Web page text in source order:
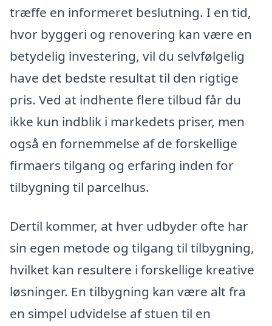
træffe en informeret beslutning. I en tid,
hvor byggeri og renovering kan være en
betydelig investering, vil du selvfølgelig
have det bedste resultat til den rigtige
pris. Ved at indhente flere tilbud får du
ikke kun indblik i markedets priser, men
også en fornemmelse af de forskellige
firmaers tilgang og erfaring inden for
tilbygning til parcelhus.
Dertil kommer, at hver udbyder ofte har
sin egen metode og tilgang til tilbygning,
hvilket kan resultere i forskellige kreative
løsninger. En tilbygning kan være alt fra
en simpel udvidelse af stuen til en